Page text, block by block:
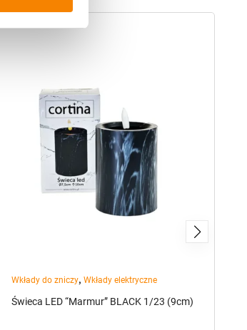
Wkłady do zniczy, Wkłady elektryczne
Świeca LED “Marmur” BLACK 1/23 (9cm)